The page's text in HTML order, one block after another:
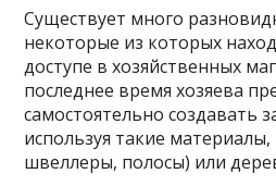
Существует много
некоторые из которых
доступе в хозяйственных
последнее время хозяева
самостоятельно создавать
используя такие
швеллеры, полосы) или